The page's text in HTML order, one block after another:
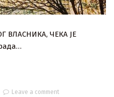
ВЛАСНИКА, ЧЕКА ЈЕ
Leave a comment